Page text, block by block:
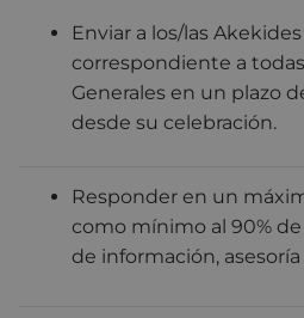
Enviar a los/las
correspondiente a
Generales en un plazo
desde su celebración.
Responder en un
como mínimo al 90%
de información, asesoría